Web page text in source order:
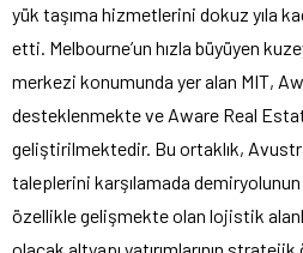
yük taşıma hizmetlerini dokuz yıla
etti. Melbourne’un hızla büyüyen
merkezi konumunda yer alan MIT,
desteklenmekte ve Aware Real
geliştirilmektedir. Bu ortaklık,
taleplerini karşılamada
özellikle gelişmekte olan lojistik